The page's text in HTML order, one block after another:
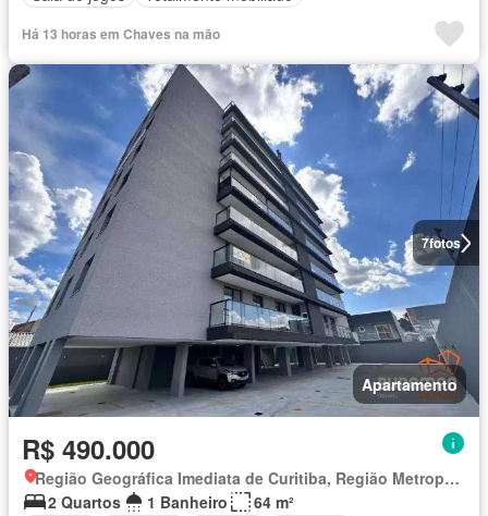
Há 13 horas em Chaves na mão
7fotos
Apartamento
R$ 490.000
Região Geográfica Imediata de Curitiba, Região Metropolitana de Curitiba
2 Quartos
1 Banheiro
64 m²